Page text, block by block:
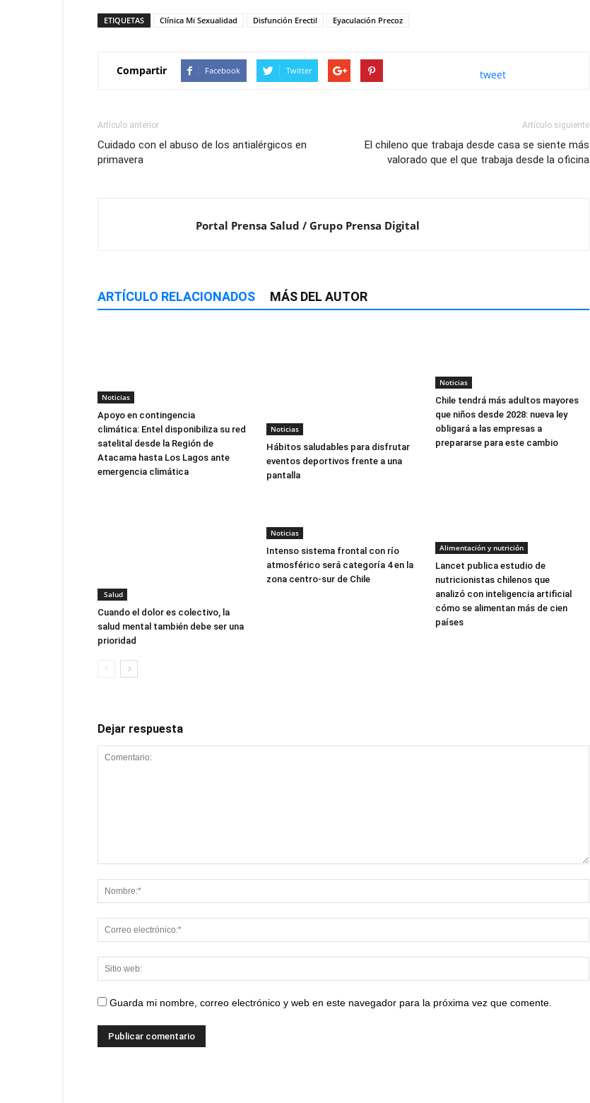
ETIQUETAS Clínica Mi Sexualidad Disfunción Erectil Eyaculación Precoz
Compartir Facebook Twitter tweet
Artículo anterior
Cuidado con el abuso de los antialérgicos en
primavera
Artículo siguiente
El chileno que trabaja desde casa se siente más
valorado que el que trabaja desde la oficina
Portal Prensa Salud / Grupo Prensa Digital
ARTÍCULO RELACIONADOS MÁS DEL AUTOR
Noticias
Apoyo en contingencia
climática: Entel disponibiliza su red
satelital desde la Región de
Atacama hasta Los Lagos ante
emergencia climática
Noticias
Hábitos saludables para disfrutar
eventos deportivos frente a una
pantalla
Noticias
Chile tendrá más adultos mayores
que niños desde 2028: nueva ley
obligará a las empresas a
prepararse para este cambio
Salud
Cuando el dolor es colectivo, la
salud mental también debe ser una
prioridad
Noticias
Intenso sistema frontal con río
atmosférico será categoría 4 en la
zona centro-sur de Chile
Alimentación y nutrición
Lancet publica estudio de
nutricionistas chilenos que
analizó con inteligencia artificial
cómo se alimentan más de cien
países
Dejar respuesta
Guarda mi nombre, correo electrónico y web en este navegador para la próxima vez que comente.